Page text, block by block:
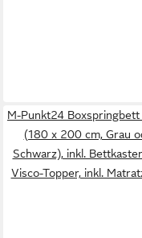
M-Punkt24
(180 x 200 cm, Grau
Schwarz), inkl.
Visco-Topper, inkl.